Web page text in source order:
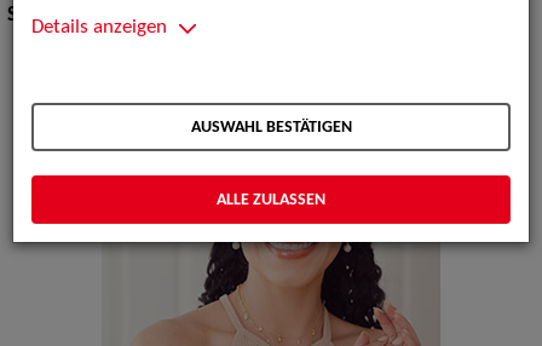
Schuhgröße:
38
Details anzeigen
AUSWAHL BESTÄTIGEN
ALLE ZULASSEN